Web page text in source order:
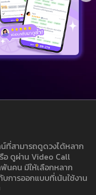
ที่สามารถดูดวงได้หลาก
อ ดูผ่าน Video Call
นคน มีให้เลือกหลาก
การออกแบบที่เน้นใช้งาน